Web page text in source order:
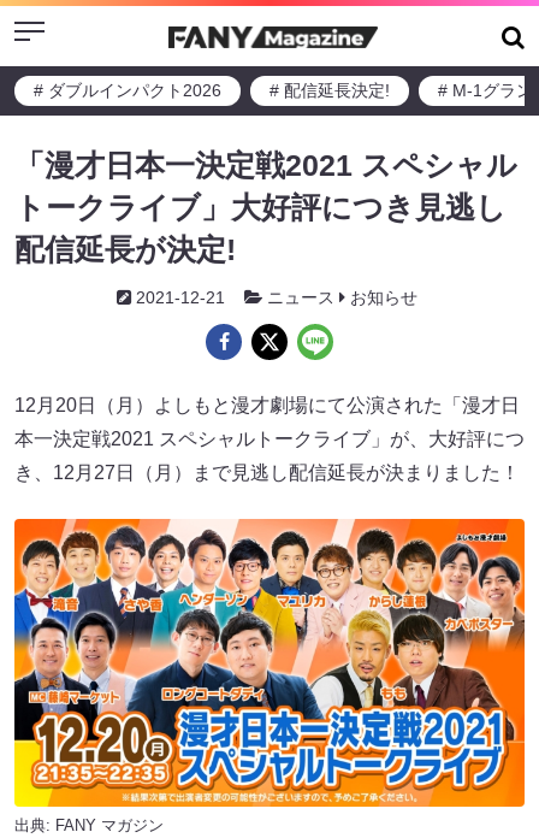
Menu
# ダブルインパクト2026 # 配信延長決定! # M-1グラン
「漫才日本一決定戦2021 スペシャル
トークライブ」大好評につき見逃し
配信延長が決定!
2021-12-21 ニュース お知らせ
12月20日（月）よしもと漫才劇場にて公演された「漫才日
本一決定戦2021 スペシャルトークライブ」が、大好評につ
き、12月27日（月）まで見逃し配信延長が決まりました！
出典: FANY マガジン